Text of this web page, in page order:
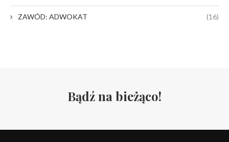
ZAWÓD: ADWOKAT (16)
Bądź na bieżąco!